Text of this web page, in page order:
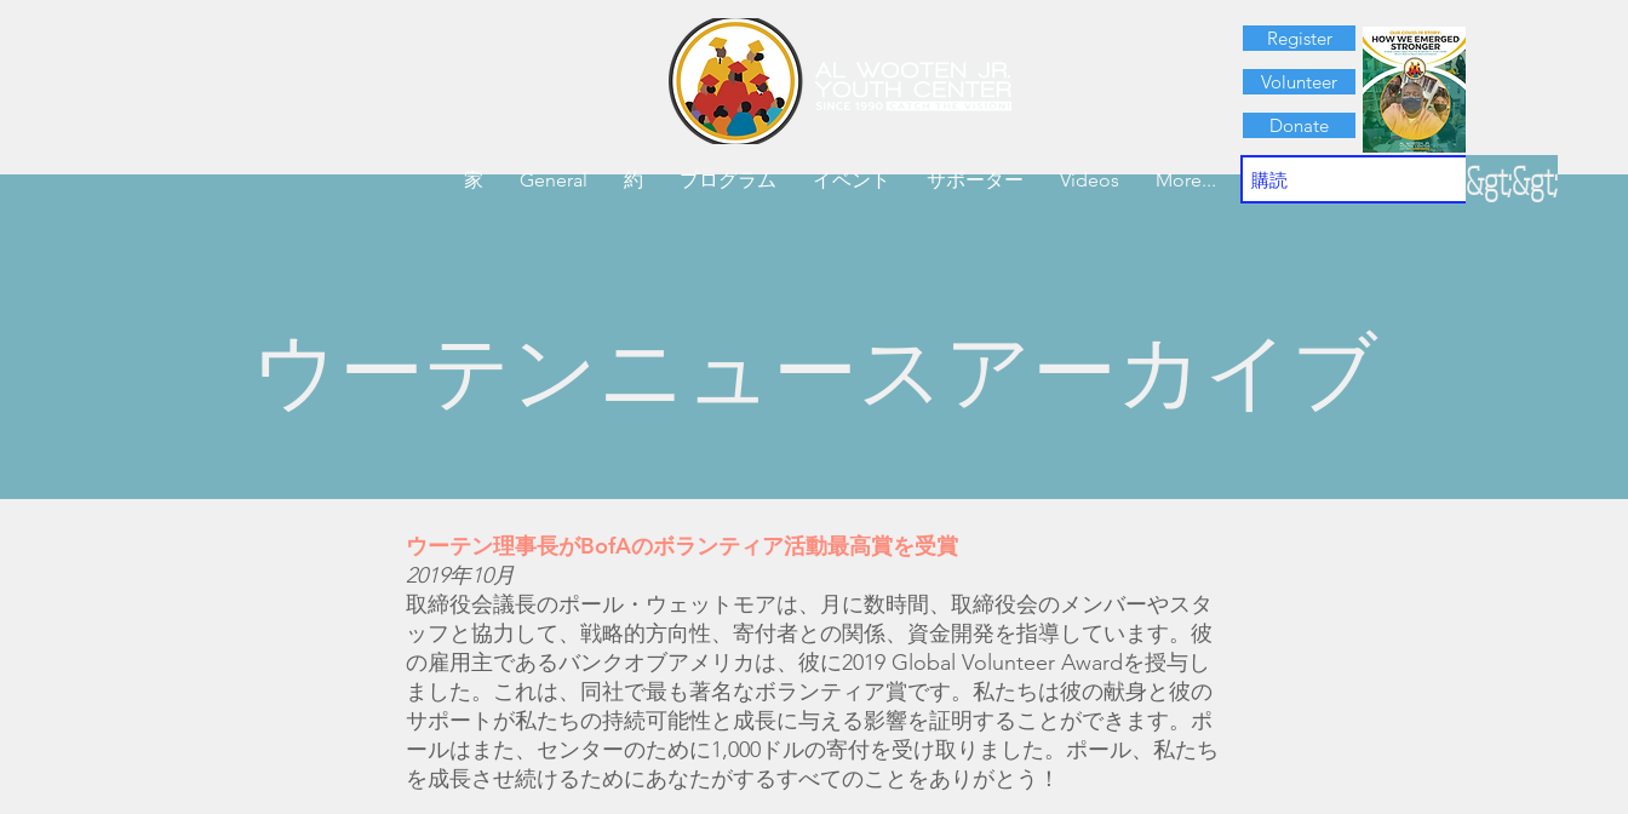
Register
Volunteer
Donate
家 General 約 プログラム イベント サポーター Videos More... &gt;&gt;
ウーテンニュースアーカイブ
ウーテン理事長がBofAのボランティア活動最高賞を受賞
2019年10月
取締役会議長のポール・ウェットモアは、月に数時間、取締役会のメンバーやスタ
ッフと協力して、戦略的方向性、寄付者との関係、資金開発を指導しています。彼
の雇用主であるバンクオブアメリカは、彼に2019 Global Volunteer Awardを授与し
ました。これは、同社で最も著名なボランティア賞です。私たちは彼の献身と彼の
サポートが私たちの持続可能性と成長に与える影響を証明することができます。ポ
ールはまた、センターのために1,000ドルの寄付を受け取りました。ポール、私たち
を成長させ続けるためにあなたがするすべてのことをありがとう！